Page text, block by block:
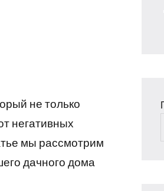
не только
негативных
мы рассмотрим
дачного дома